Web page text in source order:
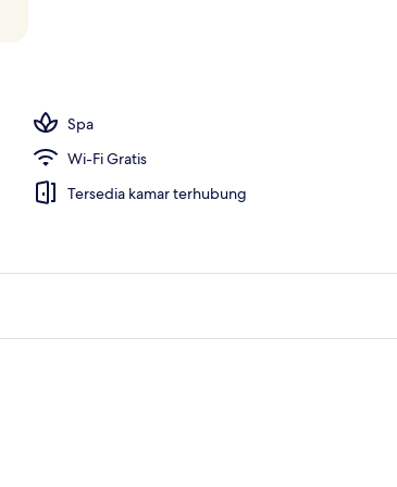
Spa
Wi-Fi Gratis
Tersedia kamar terhubung